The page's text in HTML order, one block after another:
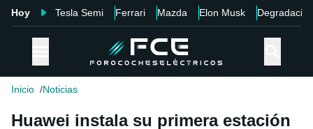
Hoy Tesla Semi Ferrari Mazda Elon Musk Degradación
Inicio Noticias
Huawei instala su primera estación